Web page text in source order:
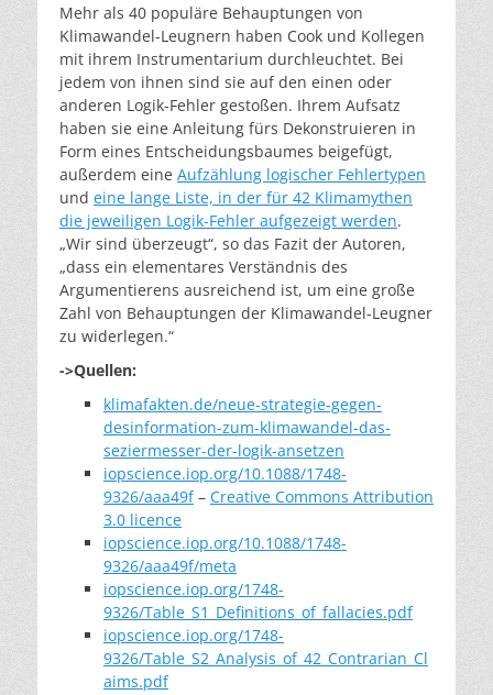
Mehr als 40 populäre Behauptungen von
Klimawandel-Leugnern haben Cook und Kollegen
mit ihrem Instrumentarium durchleuchtet. Bei
jedem von ihnen sind sie auf den einen oder
anderen Logik-Fehler gestoßen. Ihrem Aufsatz
haben sie eine Anleitung fürs Dekonstruieren in
Form eines Entscheidungsbaumes beigefügt,
außerdem eine Aufzählung logischer Fehlertypen
und eine lange Liste, in der für 42 Klimamythen
die jeweiligen Logik-Fehler aufgezeigt werden.
„Wir sind überzeugt“, so das Fazit der Autoren,
„dass ein elementares Verständnis des
Argumentierens ausreichend ist, um eine große
Zahl von Behauptungen der Klimawandel-Leugner
zu widerlegen.“
->Quellen:
klimafakten.de/neue-strategie-gegen-
desinformation-zum-klimawandel-das-
seziermesser-der-logik-ansetzen
iopscience.iop.org/10.1088/1748-
9326/aaa49f– Creative Commons Attribution
3.0 licence
iopscience.iop.org/10.1088/1748-
9326/aaa49f/meta
iopscience.iop.org/1748-
9326/Table_S1_Definitions_of_fallacies.pdf
iopscience.iop.org/1748-
9326/Table_S2_Analysis_of_42_Contrarian_Cl
aims.pdf